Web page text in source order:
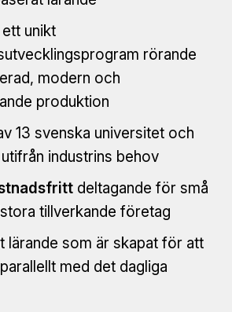
unikt
rörande
modern och
produktion
13 svenska universitet och
industrins behov
deltagande för små
tillverkande företag
lärande som är skapat för att
med det dagliga